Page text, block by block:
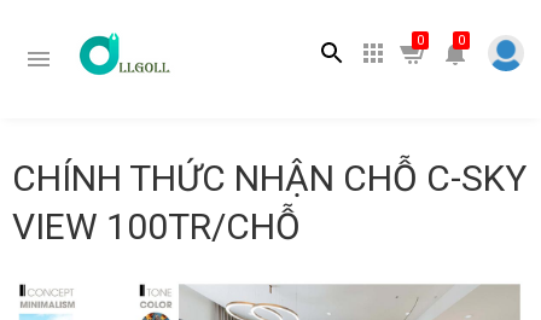
Tìm kiếm
0 0
CHÍNH THỨC NHẬN CHỖ C-SKY
VIEW 100TR/CHỖ